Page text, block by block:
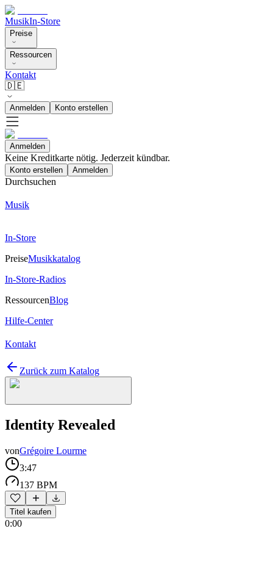
MusikIn-Store
Preise
Ressourcen
Kontakt
🇩🇪
Anmelden Konto erstellen
Anmelden
Keine Kreditkarte nötig. Jederzeit kündbar.
Konto erstellen Anmelden
Durchsuchen
Musik
In-Store
PreiseMusikkatalog
In-Store-Radios
RessourcenBlog
Hilfe-Center
Kontakt
Zurück zum Katalog
Identity Revealed
vonGrégoire Lourme
3:47
137 BPM
Titel kaufen
0:00